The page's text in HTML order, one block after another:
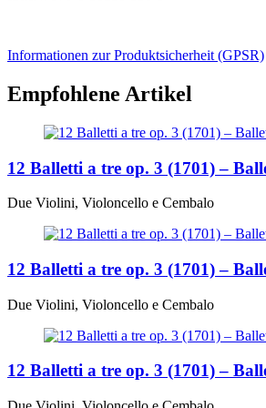
Informationen zur Produktsicherheit (GPSR)
Empfohlene Artikel
12 Balletti a tre op. 3 (1701) –
Due Violini, Violoncello e Cembalo
12 Balletti a tre op. 3 (1701) –
Due Violini, Violoncello e Cembalo
12 Balletti a tre op. 3 (1701) –